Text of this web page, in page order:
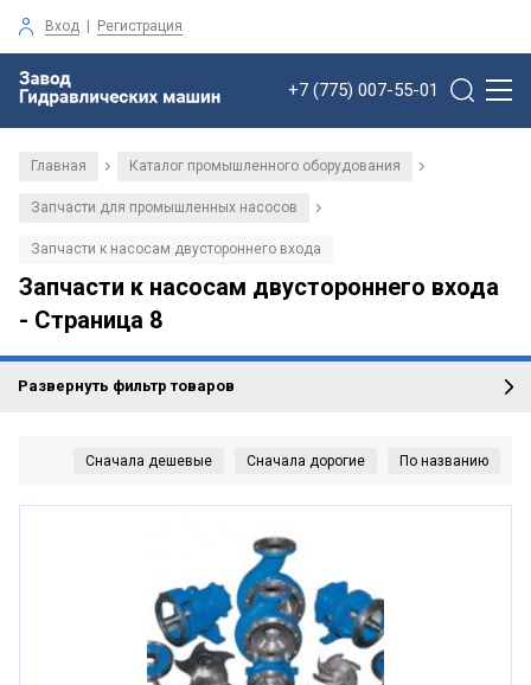
Вход | Регистрация
+7 (775) 007-55-01
Главная / Каталог промышленного оборудования /
Запчасти для промышленных насосов /
Запчасти к насосам двустороннего входа
Запчасти к насосам двустороннего входа
- Страница 8
Развернуть фильтр товаров